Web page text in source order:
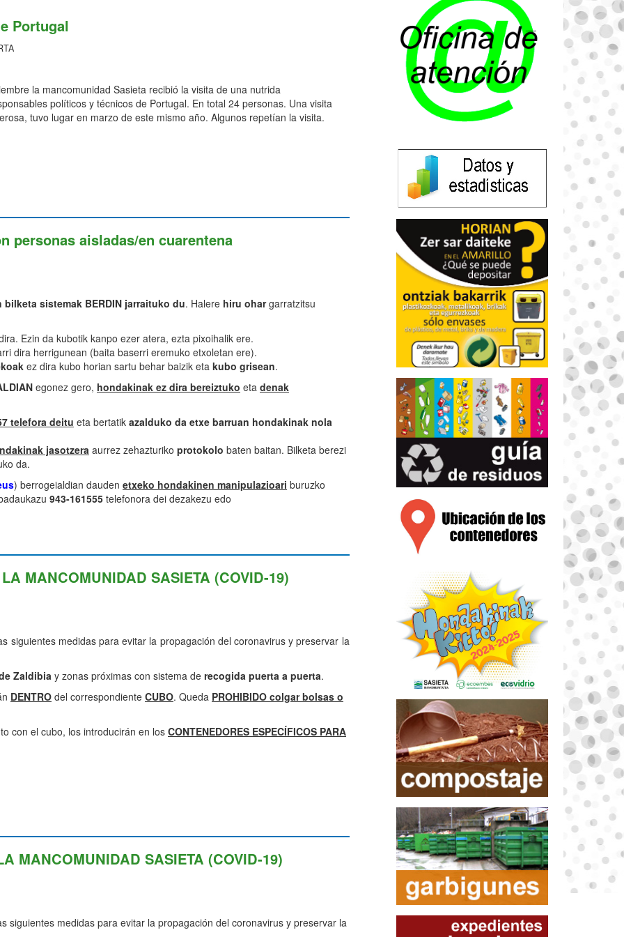
Portugal
la mancomunidad Sasieta recibió la visita de una nutrida
políticos y técnicos de Portugal. En total 24 personas. Una visita
tuvo lugar en marzo de este mismo año. Algunos repetían la visita.
personas aisladas/en cuarentena
sistemak BERDIN jarraituko du. Halere hiru ohargarratzitsu
Ezin da kubotik kanpo ezer atera, ezta pixoihalik ere.
dira herrigunean (baita baserri eremuko etxoletan ere).
ez dira kubo horian sartu behar baizik eta kubo grisean.
egonez gero, hondakinak ez dira bereiztuko eta denak
telefora deitu eta bertatik azalduko da etxe barruan hondakinak nola
jasotzera aurrez zehazturiko protokolo baten baitan. Bilketa berezi
da.
) berrogeialdian dauden etxeko hondakinen manipulazioari buruzko
943-161555 telefonora dei dezakezu edo
MANCOMUNIDAD SASIETA (COVID-19)
siguientes medidas para evitar la propagación del coronavirus y preservar la
Zaldibia y zonas próximas con sistema de recogida puerta a puerta.
DENTRO del correspondiente CUBO. Queda PROHIBIDO colgar bolsas o
con el cubo, los introducirán en los CONTENEDORES ESPECÍFICOS PARA
MANCOMUNIDAD SASIETA (COVID-19)
siguientes medidas para evitar la propagación del coronavirus y preservar la